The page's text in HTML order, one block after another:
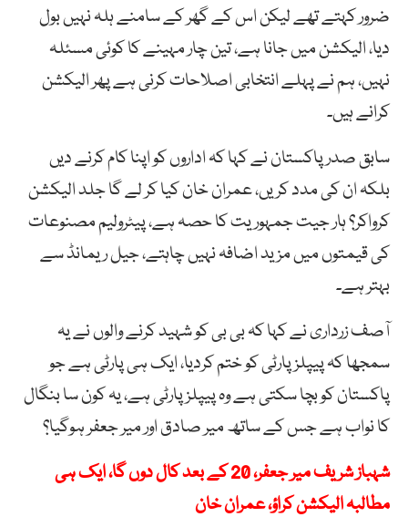
ضرور کہتے تھے لیکن اس کے گھر کے سامنے ہلہ نہیں بول
دیا، الیکشن میں جانا ہے، تین چار مہینے کا کوئی مسئلہ
نہیں، ہم نے پہلے انتخابی اصلاحات کرنی ہے پھر الیکشن
کرانے ہیں۔
سابق صدر پاکستان نے کہا کہ اداروں کو اپنا کام کرنے دیں
بلکہ ان کی مدد کریں، عمران خان کیا کر لے گا جلد الیکشن
کرواکر؟ ہار جیت جمہوریت کا حصہ ہے، پیٹرولیم مصنوعات
کی قیمتوں میں مزید اضافہ نہیں چاہتے، جیل ریمانڈ سے
بہتر ہے۔
آصف زرداری نے کہا کہ بی بی کو شہید کرنے والوں نے یہ
سمجھا کہ پیپلزپارٹی کو ختم کردیا، ایک ہی پارٹی ہے جو
پاکستان کو بچا سکتی ہے وہ پیپلز پارٹی ہے، یہ کون سا بنگال
کا نواب ہے جس کے ساتھ میر صادق اور میر جعفر ہوگیا؟
شہباز شریف میر جعفر، 20 کے بعد کال دوں گا، ایک ہی
مطالبہ الیکشن کراؤ، عمران خان